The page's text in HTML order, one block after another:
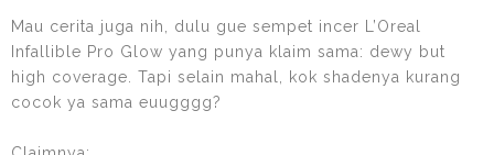
Mau cerita juga nih, dulu gue sempet incer L’Oreal
Infallible Pro Glow yang punya klaim sama: dewy but
high coverage. Tapi selain mahal, kok shadenya kurang
cocok ya sama euugggg?